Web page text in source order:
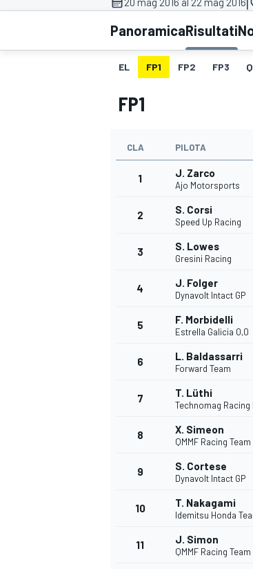
MOTOGP
PanoramicaRisultati
EL FP1 FP2 FP3 Q
FP1
CLA PILOTA
1 J. Zarco
Ajo Motorsports
2 S. Corsi
Speed Up Racing
3 S. Lowes
Gresini Racing
4 J. Folger
Dynavolt Intact GP
5 F. Morbidelli
Estrella Galicia 0,0
6 L. Baldassarri
Forward Team
7 T. Lüthi
Technomag
8 X. Simeon
QMMF Racing Team
9 S. Cortese
Dynavolt Intact GP
10 T. Nakagami
Idemitsu Honda
11 J. Simon
QMMF Racing Team